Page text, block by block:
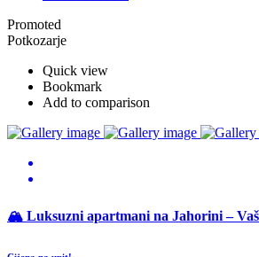
Promoted
Potkozarje
Quick view
Bookmark
Add to comparison
🏔 Luksuzni apartmani na Jahorini –